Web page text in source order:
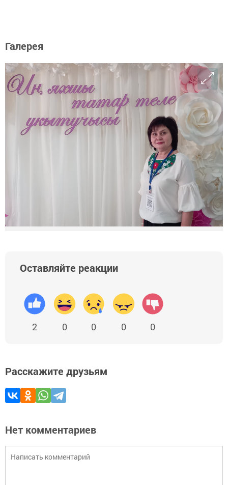
Галерея
Оставляйте реакции
2 0 0 0 0
Расскажите друзьям
Нет комментариев